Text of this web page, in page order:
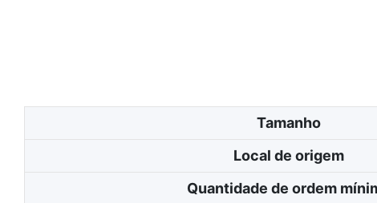
Tamanho
Local de origem
Quantidade de ordem